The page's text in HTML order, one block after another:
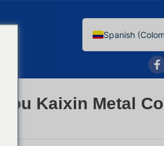
Spanish
Afrikaans
Kaixin Metal